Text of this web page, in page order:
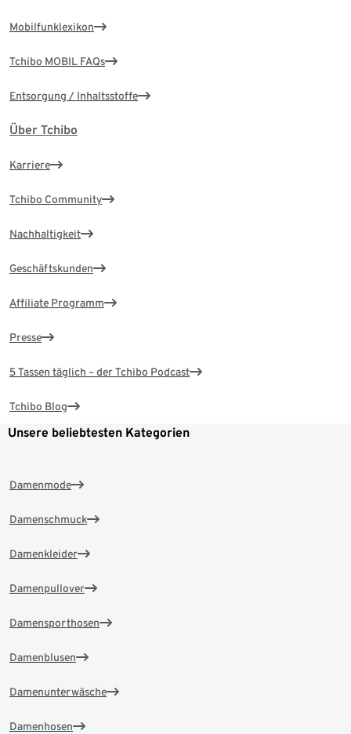
Mobilfunklexikon
Tchibo MOBIL FAQs
Entsorgung / Inhaltsstoffe
Über Tchibo
Karriere
Tchibo Community
Nachhaltigkeit
Geschäftskunden
Affiliate Programm
Presse
5 Tassen täglich – der Tchibo Podcast
Tchibo Blog
Unsere beliebtesten Kategorien
Damenmode
Damenschmuck
Damenkleider
Damenpullover
Damensporthosen
Damenblusen
Damenunterwäsche
Damenhosen